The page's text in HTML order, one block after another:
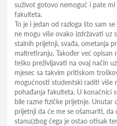
suživot gotovo nemoguć i pate
fakulteta.
To je i jedan od razloga što sam
ne mogu više ovako izdržavati uz
stalnih prijetnji, svađa, ometanja
maltretiranju. Također već opisan
teško preživljavati na ovaj način
mjesec sa takvim pritiskom
mogućnosti studentski raditi više
pohađanja fakulteta. U konačnici
bile razne fizičke prijetnje. Unutar
prijetnji da će me se ošamariti, da
stanu(zbog čega je ostao otisak